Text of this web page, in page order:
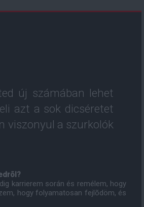
új számában lehet
azt a sok dicséretet
viszonyul a szurkolók
karrierem során és remélem, hogy
hogy folyamatosan fejlõdöm, és